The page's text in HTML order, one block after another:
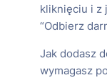
kliknięciu i z
“Odbierz
Jak dodasz
wymagasz